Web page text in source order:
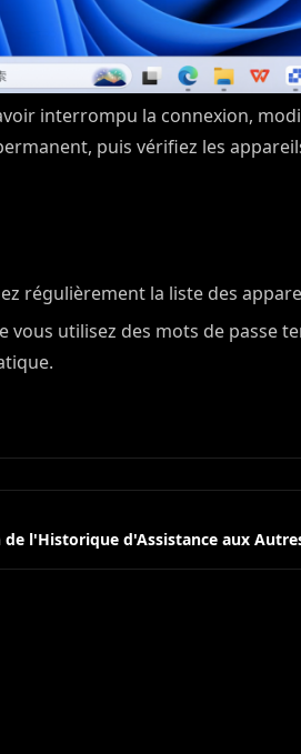
interrompu la connexion,
puis vérifiez les
régulièrement la liste des
vous utilisez des mots de passe
de l'Historique d'Assistance aux